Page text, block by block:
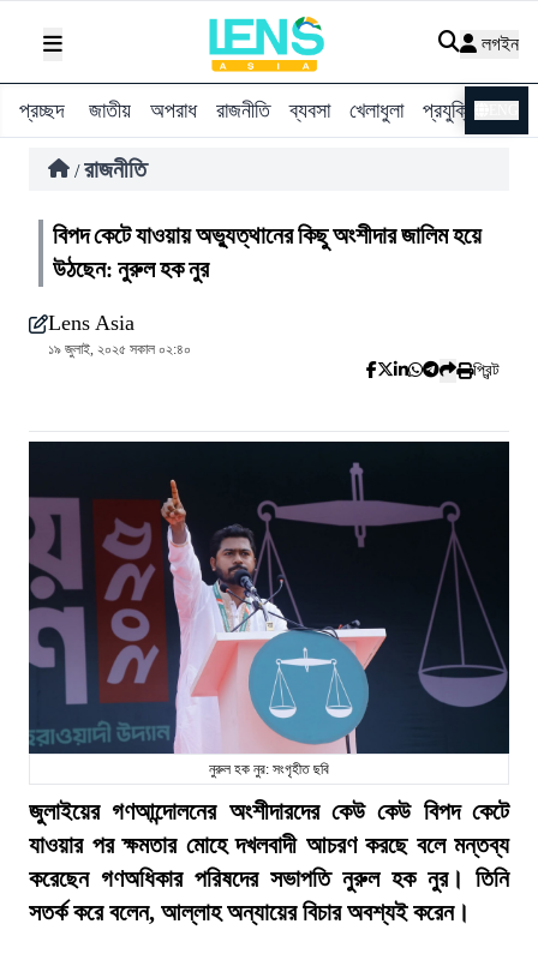
লগইন
প্রচ্ছদ জাতীয় অপরাধ রাজনীতি ব্যবসা খেলাধুলা প্রযুক্তি
/ রাজনীতি
বিপদ কেটে যাওয়ায় অভ্যুত্থানের কিছু অংশীদার জালিম হয়ে
উঠছেন: নুরুল হক নুর
Lens Asia
১৯ জুলাই, ২০২৫ সকাল ০২:৪০
প্রিন্ট
নুরুল হক নুর: সংগৃহীত ছবি
জুলাইয়ের গণআন্দোলনের অংশীদারদের কেউ কেউ বিপদ কেটে
যাওয়ার পর ক্ষমতার মোহে দখলবাদী আচরণ করছে বলে মন্তব্য
করেছেন গণঅধিকার পরিষদের সভাপতি নুরুল হক নুর। তিনি
সতর্ক করে বলেন, আল্লাহ অন্যায়ের বিচার অবশ্যই করেন।